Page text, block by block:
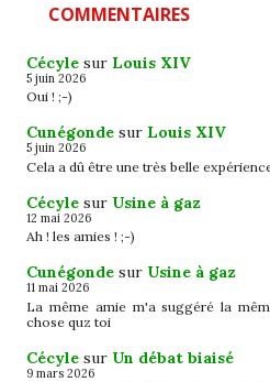
COMMENTAIRES
Cécyle sur Louis XIV
5 juin 2026
Oui ! ;-)
Cunégonde sur Louis XIV
5 juin 2026
Cela a dû être une très belle
Cécyle sur Usine à gaz
12 mai 2026
Ah ! les amies ! ;-)
Cunégonde sur Usine à gaz
11 mai 2026
La même amie m'a suggéré la
chose quz toi
Cécyle sur Un débat biaisé
9 mars 2026